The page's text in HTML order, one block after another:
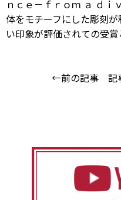
ｎｃｅ－ｆｒｏｍ ａ ｄｉ
体をモチーフにした彫刻
い印象が評価されての受賞
←前の記事 記